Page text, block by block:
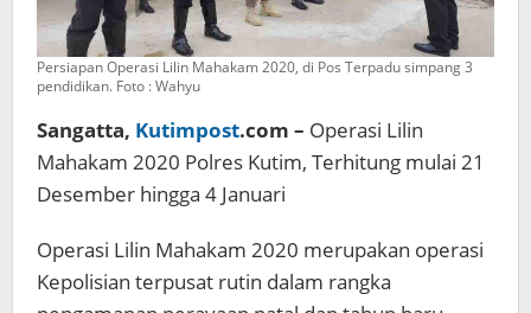
Persiapan Operasi Lilin Mahakam 2020, di Pos Terpadu simpang 3
pendidikan. Foto : Wahyu
Sangatta, Kutimpost.com – Operasi Lilin
Mahakam 2020 Polres Kutim, Terhitung mulai 21
Desember hingga 4 Januari
Operasi Lilin Mahakam 2020 merupakan operasi
Kepolisian terpusat rutin dalam rangka